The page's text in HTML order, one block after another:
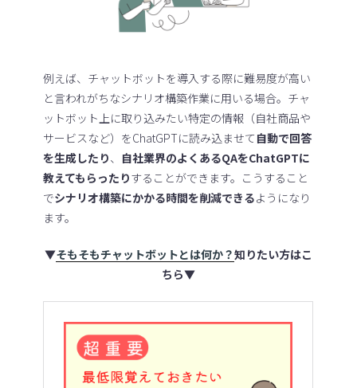
例えば、チャットボットを導入する際に難易度が高い
と言われがちなシナリオ構築作業に用いる場合。チャ
ットボット上に取り込みたい特定の情報（自社商品や
サービスなど）をChatGPTに読み込ませて 自動で回答
を生成したり、 自社業界のよくあるQAをChatGPTに
教えてもらったりすることができます。こうすること
でシナリオ構築にかかる時間を削減できるようになり
ます。
▼そもそもチャットボットとは何か？知りたい方はこ
ちら▼